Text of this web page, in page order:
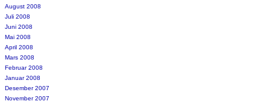
August 2008
Juli 2008
Juni 2008
Mai 2008
April 2008
Mars 2008
Februar 2008
Januar 2008
Desember 2007
November 2007